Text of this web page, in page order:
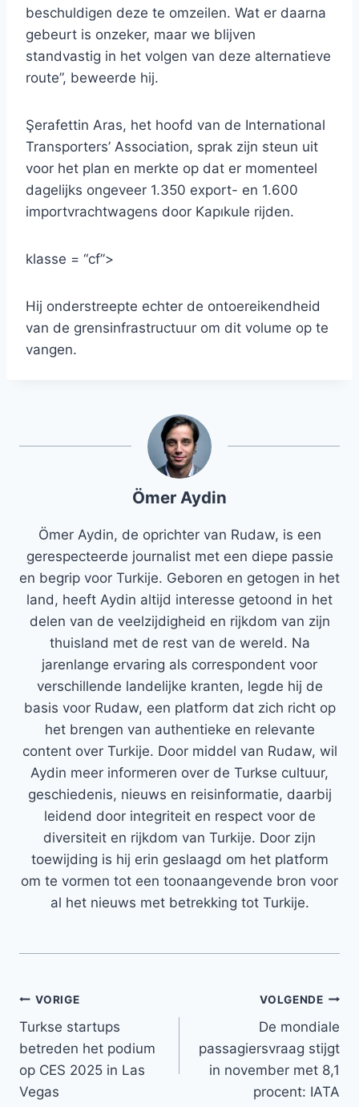
beschuldigen deze te omzeilen. Wat er daarna
gebeurt is onzeker, maar we blijven
standvastig in het volgen van deze alternatieve
route”, beweerde hij.
Şerafettin Aras, het hoofd van de International
Transporters’ Association, sprak zijn steun uit
voor het plan en merkte op dat er momenteel
dagelijks ongeveer 1.350 export- en 1.600
importvrachtwagens door Kapıkule rijden.
klasse = “cf”>
Hij onderstreepte echter de ontoereikendheid
van de grensinfrastructuur om dit volume op te
vangen.
Ömer Aydin
Ömer Aydin, de oprichter van Rudaw, is een
gerespecteerde journalist met een diepe passie
en begrip voor Turkije. Geboren en getogen in het
land, heeft Aydin altijd interesse getoond in het
delen van de veelzijdigheid en rijkdom van zijn
thuisland met de rest van de wereld. Na
jarenlange ervaring als correspondent voor
verschillende landelijke kranten, legde hij de
basis voor Rudaw, een platform dat zich richt op
het brengen van authentieke en relevante
content over Turkije. Door middel van Rudaw, wil
Aydin meer informeren over de Turkse cultuur,
geschiedenis, nieuws en reisinformatie, daarbij
leidend door integriteit en respect voor de
diversiteit en rijkdom van Turkije. Door zijn
toewijding is hij erin geslaagd om het platform
om te vormen tot een toonaangevende bron voor
al het nieuws met betrekking tot Turkije.
Bericht
navigatie
VORIGE
Turkse startups
betreden het podium
op CES 2025 in Las
Vegas
VOLGENDE
De mondiale
passagiersvraag stijgt
in november met 8,1
procent: IATA